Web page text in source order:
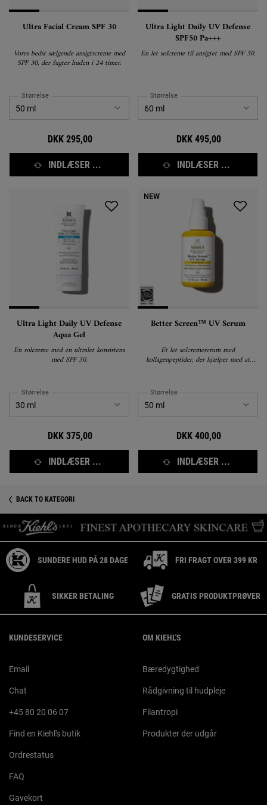
Ultra Facial Cream SPF 30
Vores bedst sælgende ansigtscreme med
SPF 30, der fugter huden i 24 timer.
Størrelse
DKK 295,00
INDLÆSER ...
Ultra Light Daily UV Defense
SPF50 Pa+++
En let solcreme til ansigtet med SPF 50.
Størrelse
DKK 495,00
INDLÆSER ...
Ultra Light Daily UV Defense
Aqua Gel
En solcreme med en ultralet konsistens
med SPF 50.
Størrelse
DKK 375,00
INDLÆSER ...
NEW
Better Screen™ UV Serum
Et let solcremeserum med
kollagenpeptider, der hjælper med at
Størrelse
DKK 400,00
INDLÆSER ...
BACK TO KATEGORI
SUNDERE HUD PÅ 28 DAGE FRI FRAGT OVER 399 KR
SIKKER BETALING GRATIS PRODUKTPRØVER
KUNDESERVICE
Email
Chat
+45 80 20 06 07
Find en Kiehl's butik
Ordrestatus
FAQ
Gavekort
OM KIEHL'S
Bæredygtighed
Rådgivning til hudpleje
Filantropi
Produkter der udgår